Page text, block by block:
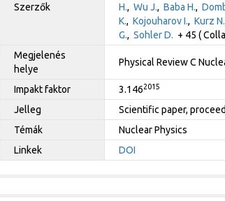
Szerzők
H., Wu J., Baba H.,
K., Kojouharov I., Kurz N.
G., Sohler D. + 45 (
Megjelenés
helye
Physical Review C
Impakt faktor 3.1462015
Jelleg
Scientific paper,
Témák
Nuclear Physics
Linkek
DOI